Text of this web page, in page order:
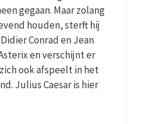
gegaan. Maar zolang
houden, sterft hij
Conrad en Jean
en verschijnt er
ook afspeelt in het
Julius Caesar is hier